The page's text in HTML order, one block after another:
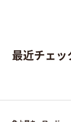
最近チェ